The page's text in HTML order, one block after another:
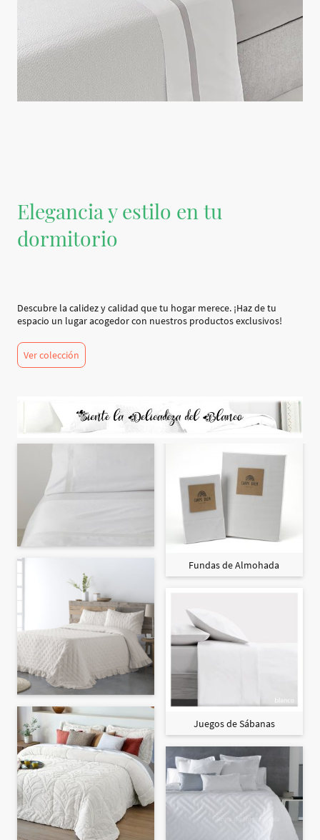
Elegancia y estilo en tu
dormitorio
Descubre la calidez y calidad que tu hogar merece. ¡Haz de tu
espacio un lugar acogedor con nuestros productos exclusivos!
Ver colección
Fundas de Almohada
Juegos de Sábanas